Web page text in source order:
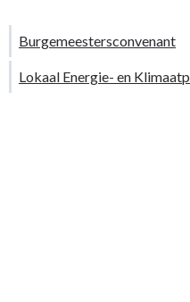
Burgemeestersconvenant
Lokaal Energie- en